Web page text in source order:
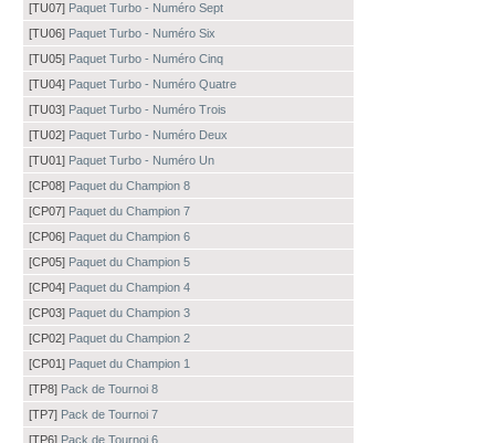
[TU07] Paquet Turbo - Numéro Sept
[TU06] Paquet Turbo - Numéro Six
[TU05] Paquet Turbo - Numéro Cinq
[TU04] Paquet Turbo - Numéro Quatre
[TU03] Paquet Turbo - Numéro Trois
[TU02] Paquet Turbo - Numéro Deux
[TU01] Paquet Turbo - Numéro Un
[CP08] Paquet du Champion 8
[CP07] Paquet du Champion 7
[CP06] Paquet du Champion 6
[CP05] Paquet du Champion 5
[CP04] Paquet du Champion 4
[CP03] Paquet du Champion 3
[CP02] Paquet du Champion 2
[CP01] Paquet du Champion 1
[TP8] Pack de Tournoi 8
[TP7] Pack de Tournoi 7
[TP6] Pack de Tournoi 6